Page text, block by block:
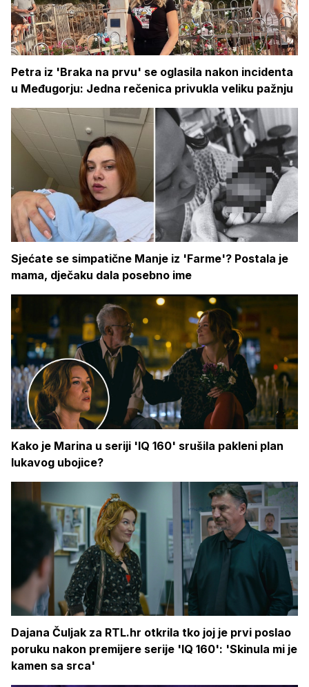
Petra iz 'Braka na prvu' se oglasila nakon incidenta
u Međugorju: Jedna rečenica privukla veliku pažnju
Sjećate se simpatične Manje iz 'Farme'? Postala je
mama, dječaku dala posebno ime
Kako je Marina u seriji 'IQ 160' srušila pakleni plan
lukavog ubojice?
Dajana Čuljak za RTL.hr otkrila tko joj je prvi poslao
poruku nakon premijere serije 'IQ 160': 'Skinula mi je
kamen sa srca'